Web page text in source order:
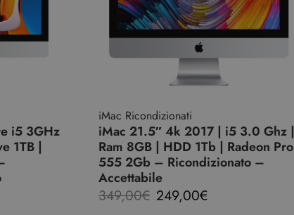
i5 3GHz
1TB |
iMac Ricondizionati
iMac 21.5″ 4k 2017 | i5 3.0 Ghz |
Ram 8GB | HDD 1Tb | Radeon Pro
555 2Gb – Ricondizionato –
Accettabile
349,00€ 249,00€